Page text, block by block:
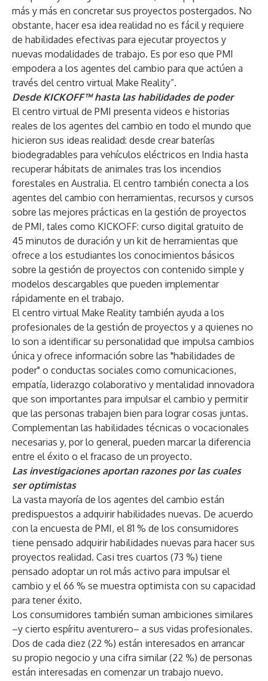
más y más en concretar sus proyectos postergados. No
obstante, hacer esa idea realidad no es fácil y requiere
de habilidades efectivas para ejecutar proyectos y
nuevas modalidades de trabajo. Es por eso que PMI
empodera a los agentes del cambio para que actúen a
través del centro virtual Make Reality”.
Desde KICKOFF™ hasta las habilidades de poder
El centro virtual de PMI presenta videos e historias
reales de los agentes del cambio en todo el mundo que
hicieron sus ideas realidad: desde crear baterías
biodegradables para vehículos eléctricos en India hasta
recuperar hábitats de animales tras los incendios
forestales en Australia. El centro también conecta a los
agentes del cambio con herramientas, recursos y cursos
sobre las mejores prácticas en la gestión de proyectos
de PMI, tales como KICKOFF: curso digital gratuito de
45 minutos de duración y un kit de herramientas que
ofrece a los estudiantes los conocimientos básicos
sobre la gestión de proyectos con contenido simple y
modelos descargables que pueden implementar
rápidamente en el trabajo.
El centro virtual Make Reality también ayuda a los
profesionales de la gestión de proyectos y a quienes no
lo son a identificar su personalidad que impulsa cambios
única y ofrece información sobre las "habilidades de
poder" o conductas sociales como comunicaciones,
empatía, liderazgo colaborativo y mentalidad innovadora
que son importantes para impulsar el cambio y permitir
que las personas trabajen bien para lograr cosas juntas.
Complementan las habilidades técnicas o vocacionales
necesarias y, por lo general, pueden marcar la diferencia
entre el éxito o el fracaso de un proyecto.
Las investigaciones aportan razones por las cuales
ser optimistas
La vasta mayoría de los agentes del cambio están
predispuestos a adquirir habilidades nuevas. De acuerdo
con la encuesta de PMI, el 81 % de los consumidores
tiene pensado adquirir habilidades nuevas para hacer sus
proyectos realidad. Casi tres cuartos (73 %) tiene
pensado adoptar un rol más activo para impulsar el
cambio y el 66 % se muestra optimista con su capacidad
para tener éxito.
Los consumidores también suman ambiciones similares
–y cierto espíritu aventurero– a sus vidas profesionales.
Dos de cada diez (22 %) están interesados en arrancar
su propio negocio y una cifra similar (22 %) de personas
están interesadas en comenzar un trabajo nuevo.